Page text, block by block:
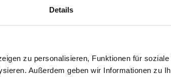
Details
zu personalisieren, Funktionen für
Außerdem geben wir Informationen zu